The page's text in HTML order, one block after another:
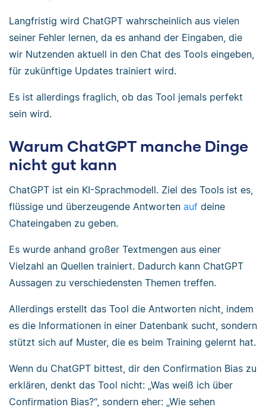
Langfristig wird ChatGPT wahrscheinlich aus vielen
seiner Fehler lernen, da es anhand der Eingaben, die
wir Nutzenden aktuell in den Chat des Tools eingeben,
für zukünftige Updates trainiert wird.
Es ist allerdings fraglich, ob das Tool jemals perfekt
sein wird.
Warum ChatGPT manche Dinge
nicht gut kann
ChatGPT ist ein KI-Sprachmodell. Ziel des Tools ist es,
flüssige und überzeugende Antworten auf deine
Chateingaben zu geben.
Es wurde anhand großer Textmengen aus einer
Vielzahl an Quellen trainiert. Dadurch kann ChatGPT
Aussagen zu verschiedensten Themen treffen.
Allerdings erstellt das Tool die Antworten nicht, indem
es die Informationen in einer Datenbank sucht, sondern
stützt sich auf Muster, die es beim Training gelernt hat.
Wenn du ChatGPT bittest, dir den Confirmation Bias zu
erklären, denkt das Tool nicht: „Was weiß ich über
Confirmation Bias?“, sondern eher: „Wie sehen